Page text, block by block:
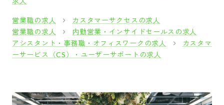
営業職の求人
カスタマーサクセスの求人
営業職の求人
内勤営業・インサイドセールスの求人
アシスタント・事務職・オフィスワークの求人
カスタマ
ーサービス（CS）・ユーザーサポートの求人